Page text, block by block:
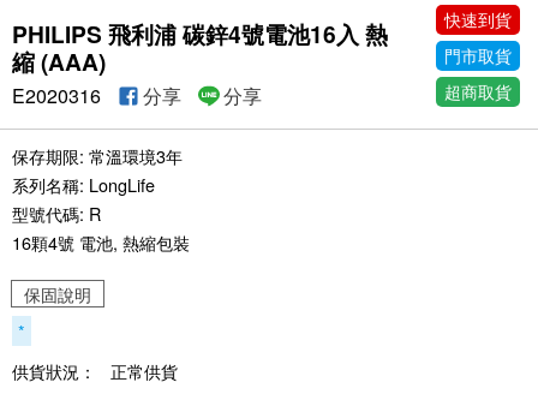
PHILIPS 飛利浦 碳鋅4號電池16入 熱
縮 (AAA)
快速到貨
門市取貨
超商取貨
E2020316 分享 分享
保存期限: 常溫環境3年
系列名稱: LongLife
型號代碼: R
16顆4號 電池, 熱縮包裝
保固說明
*
供貨狀況：
正常供貨